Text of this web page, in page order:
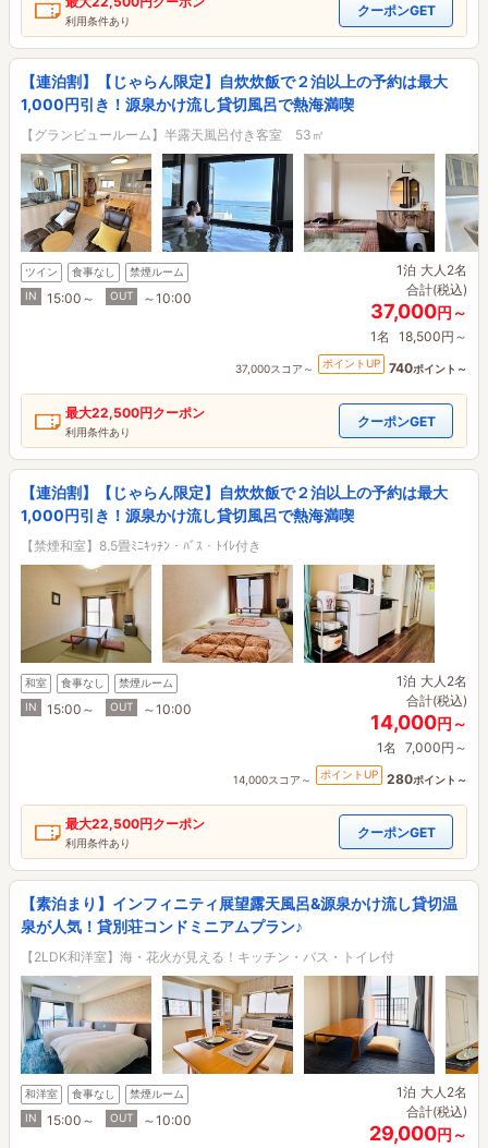
利用条件あり
クーポンGET
【連泊割】【じゃらん限定】自炊炊飯で２泊以上の予約は最大
1,000円引き！源泉かけ流し貸切風呂で熱海満喫
【グランビュールーム】半露天風呂付き客室 53㎡
ツイン 食事なし
禁煙ルーム
IN
15:00～ OUT ～10:00
1泊 大人2名
合計(税込)
37,000円～
1名 18,500円～
37,000スコア～ ポイントUP 740ポイント～
最大22,500円クーポン
利用条件あり
クーポンGET
【連泊割】【じゃらん限定】自炊炊飯で２泊以上の予約は最大
1,000円引き！源泉かけ流し貸切風呂で熱海満喫
【禁煙和室】8.5畳ﾐﾆｷｯﾁﾝ・ﾊﾞｽ・ﾄｲﾚ付き
和室 食事なし
禁煙ルーム
IN
15:00～ OUT ～10:00
1泊 大人2名
合計(税込)
14,000円～
1名 7,000円～
14,000スコア～ ポイントUP 280ポイント～
最大22,500円クーポン
利用条件あり
クーポンGET
【素泊まり】インフィニティ展望露天風呂&源泉かけ流し貸切温
泉が人気！貸別荘コンドミニアムプラン♪
【2LDK和洋室】海・花火が見える！キッチン・バス・トイレ付
和洋室 食事なし
禁煙ルーム
IN
15:00～ OUT ～10:00
1泊 大人2名
合計(税込)
29,000円～